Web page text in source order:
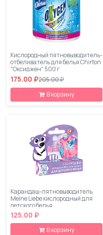
Кислородный пятновыводитель-
отбеливатель для белья Chirton
"Оксиджен" 500 г
175.00 ₽205.00 ₽
В корзину
Карандаш-пятновыводитель
Meine Liebe кислородный для
детского белья
125.00 ₽
В корзину